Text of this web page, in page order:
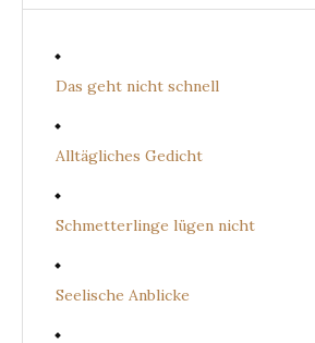
Das geht nicht schnell
Alltägliches Gedicht
Schmetterlinge lügen nicht
Seelische Anblicke